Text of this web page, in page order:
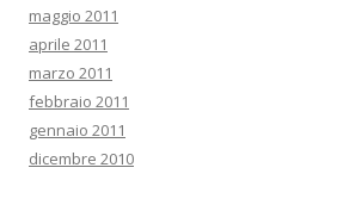
maggio 2011
aprile 2011
marzo 2011
febbraio 2011
gennaio 2011
dicembre 2010